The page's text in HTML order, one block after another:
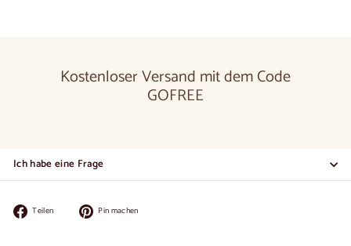
Kostenloser Versand mit dem Code
GOFREE
Ich habe eine Frage
Teilen
Facebook
Pin machen